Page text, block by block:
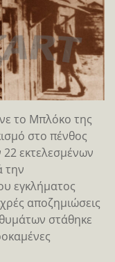
το Μπλόκο της
στο πένθος
εκτελεσμένων
την
εγκλήματος
αποζημιώσεις
στάθηκε